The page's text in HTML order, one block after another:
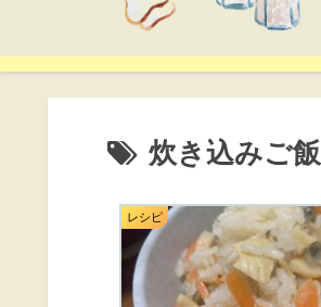
炊き込みご飯
レシピ